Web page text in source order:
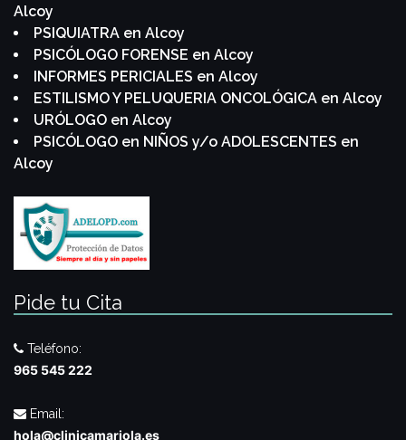
Alcoy
PSIQUIATRA en Alcoy
PSICÓLOGO FORENSE en Alcoy
INFORMES PERICIALES en Alcoy
ESTILISMO Y PELUQUERIA ONCOLÓGICA en Alcoy
URÓLOGO en Alcoy
PSICÓLOGO en NIÑOS y/o ADOLESCENTES en
Alcoy
Pide tu Cita
Teléfono:
965 545 222
Email:
hola@clinicamariola.es